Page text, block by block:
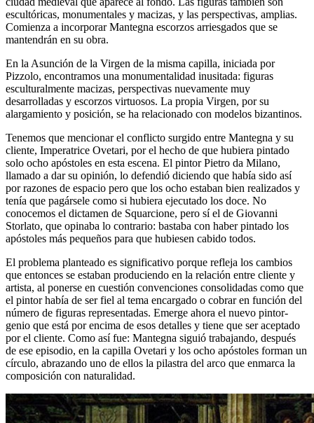
escultóricas, monumentales y macizas, y las perspectivas, amplias.
Comienza a incorporar Mantegna escorzos arriesgados que se
mantendrán en su obra.
En la Asunción de la Virgen de la misma capilla, iniciada por
Pizzolo, encontramos una monumentalidad inusitada: figuras
esculturalmente macizas, perspectivas nuevamente muy
desarrolladas y escorzos virtuosos. La propia Virgen, por su
alargamiento y posición, se ha relacionado con modelos bizantinos.
Tenemos que mencionar el conflicto surgido entre Mantegna y su
cliente, Imperatrice Ovetari, por el hecho de que hubiera pintado
solo ocho apóstoles en esta escena. El pintor Pietro da Milano,
llamado a dar su opinión, lo defendió diciendo que había sido así
por razones de espacio pero que los ocho estaban bien realizados y
tenía que pagársele como si hubiera ejecutado los doce. No
conocemos el dictamen de Squarcione, pero sí el de Giovanni
Storlato, que opinaba lo contrario: bastaba con haber pintado los
apóstoles más pequeños para que hubiesen cabido todos.
El problema planteado es significativo porque refleja los cambios
que entonces se estaban produciendo en la relación entre cliente y
artista, al ponerse en cuestión convenciones consolidadas como que
el pintor había de ser fiel al tema encargado o cobrar en función del
número de figuras representadas. Emerge ahora el nuevo pintor-
genio que está por encima de esos detalles y tiene que ser aceptado
por el cliente. Como así fue: Mantegna siguió trabajando, después
de ese episodio, en la capilla Ovetari y los ocho apóstoles forman un
círculo, abrazando uno de ellos la pilastra del arco que enmarca la
composición con naturalidad.